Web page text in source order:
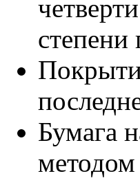
Бумага
методом